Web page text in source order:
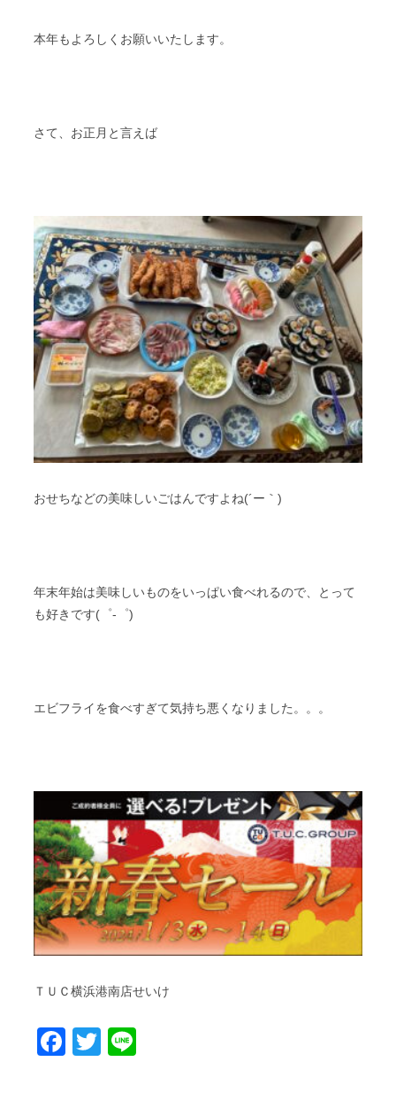
本年もよろしくお願いいたします。
さて、お正月と言えば
おせちなどの美味しいごはんですよね(´ー｀)
年末年始は美味しいものをいっぱい食べれるので、とって
も好きです(゜-゜)
エビフライを食べすぎて気持ち悪くなりました。。。
ＴＵＣ横浜港南店せいけ
Facebook
Twitter